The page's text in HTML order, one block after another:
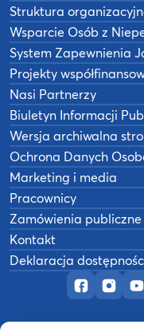
Profil AWF
Profil
Struktura
Wsparcie Osób z
System Zapewnienia
Projekty
Nasi Partnerzy
Biuletyn Informacji
Wersja archiwalna
Ochrona Danych
Marketing i media
Pracownicy
Zamówienia publiczne
Kontakt
Deklaracja